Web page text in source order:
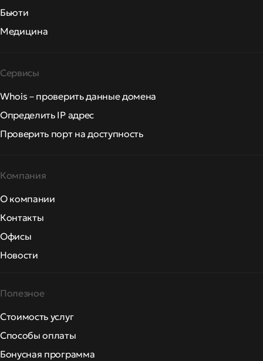
Бьюти
Медицина
Сервисы
Whois – проверить данные домена
Определить IP адрес
Проверить порт на доступность
Компания
О компании
Контакты
Офисы
Новости
Полезное
Стоимость услуг
Способы оплаты
Бонусная программа